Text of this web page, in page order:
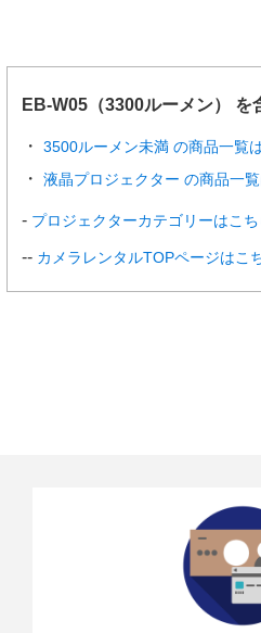
EB-W05（3300ルーメン） を
3500ルーメン未満 の商品一覧
液晶プロジェクター の商品一
プロジェクターカテゴリーはこち
カメラレンタルTOPページはこ